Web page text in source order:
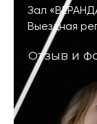
Зал «
Выездная
Отзыв и